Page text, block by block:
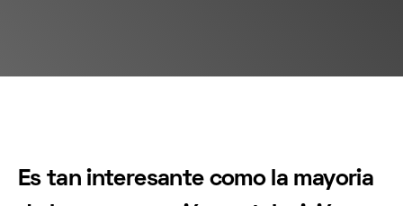
Es tan interesante como la mayoria